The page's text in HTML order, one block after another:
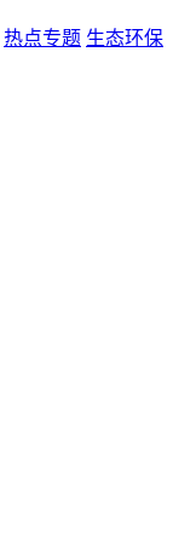
热点专题 生态环保